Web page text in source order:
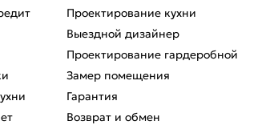
Проектирование кухни
Выездной дизайнер
Проектирование гардеробной
Замер помещения
Гарантия
Возврат и обмен